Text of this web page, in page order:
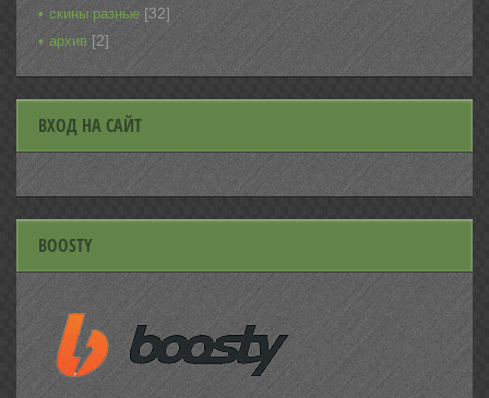
скины разные [32]
архив [2]
ВХОД НА САЙТ
BOOSTY